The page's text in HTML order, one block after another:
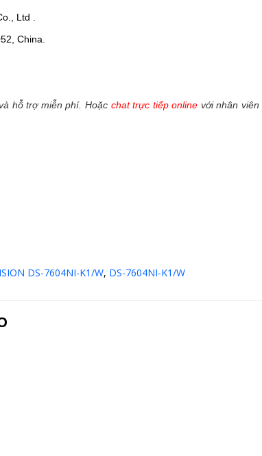
Ltd .
China.
hỗ trợ miễn phí. Hoặc chat trực tiếp online với nhân
DS-7604NI-K1/W, DS-7604NI-K1/W